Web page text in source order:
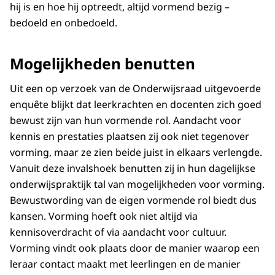
hij is en hoe hij optreedt, altijd vormend bezig –
bedoeld en onbedoeld.
Mogelijkheden benutten
Uit een op verzoek van de Onderwijsraad uitgevoerde
enquête blijkt dat leerkrachten en docenten zich goed
bewust zijn van hun vormende rol. Aandacht voor
kennis en prestaties plaatsen zij ook niet tegenover
vorming, maar ze zien beide juist in elkaars verlengde.
Vanuit deze invalshoek benutten zij in hun dagelijkse
onderwijspraktijk tal van mogelijkheden voor vorming.
Bewustwording van de eigen vormende rol biedt dus
kansen. Vorming hoeft ook niet altijd via
kennisoverdracht of via aandacht voor cultuur.
Vorming vindt ook plaats door de manier waarop een
leraar contact maakt met leerlingen en de manier